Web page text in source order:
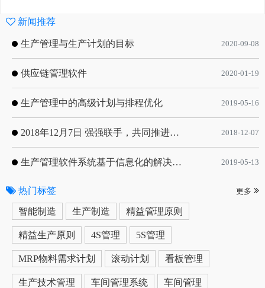
新闻推荐
生产管理与生产计划的目标 2020-09-08
供应链管理软件 2020-01-19
生产管理中的高级计划与排程优化 2019-05-16
2018年12月7日 强强联手，共同推进电子器件领域APS应用典范 风华高科生产自动化工业互联网应用项目-APS项目启动会 2018-12-07
生产管理软件系统基于信息化的解决方案 2019-05-13
热门标签 更多
智能制造 生产制造 精益管理原则
精益生产原则 4S管理 5S管理
MRP物料需求计划 滚动计划 看板管理
生产技术管理 车间管理系统 车间管理